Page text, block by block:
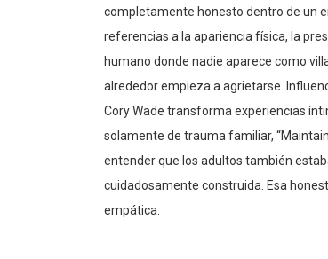
completamente honesto dentro de un
referencias a la apariencia física, la
humano donde nadie aparece como
alrededor empieza a agrietarse.
Cory Wade transforma experiencias
solamente de trauma familiar,
entender que los adultos también
cuidadosamente construida. Esa
empática.